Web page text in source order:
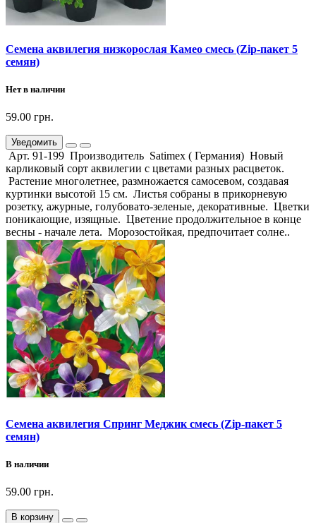
Семена аквилегия низкорослая Камео смесь (Zip-пакет 5
семян)
Нет в наличии
59.00 грн.
Уведомить
Арт. 91-199 Производитель Satimex ( Германия) Новый
карликовый сорт аквилегии с цветами разных расцветок.
Растение многолетнее, размножается самосевом, создавая
куртинки высотой 15 см. Листья собраны в прикорневую
розетку, ажурные, голубовато-зеленые, декоративные. Цветки
поникающие, изящные. Цветение продолжительное в конце
весны - начале лета. Морозостойкая, предпочитает солне..
Семена аквилегия Спринг Меджик смесь (Zip-пакет 5
семян)
В наличии
59.00 грн.
В корзину